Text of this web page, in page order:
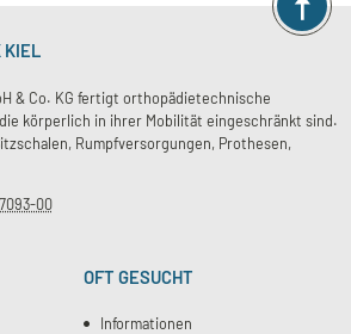
KIEL
& Co. KG fertigt orthopädietechnische
körperlich in ihrer Mobilität eingeschränkt sind.
Rumpfversorgungen, Prothesen,
00
OFT GESUCHT
Informationen